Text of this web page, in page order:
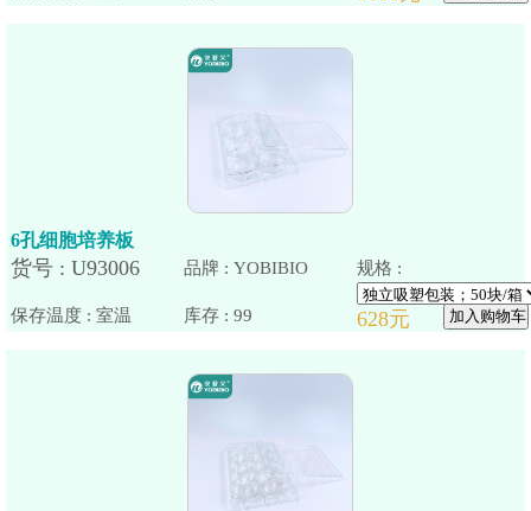
6孔细胞培养板
品牌 : YOBIBIO 规格 :
保存温度 : 室温